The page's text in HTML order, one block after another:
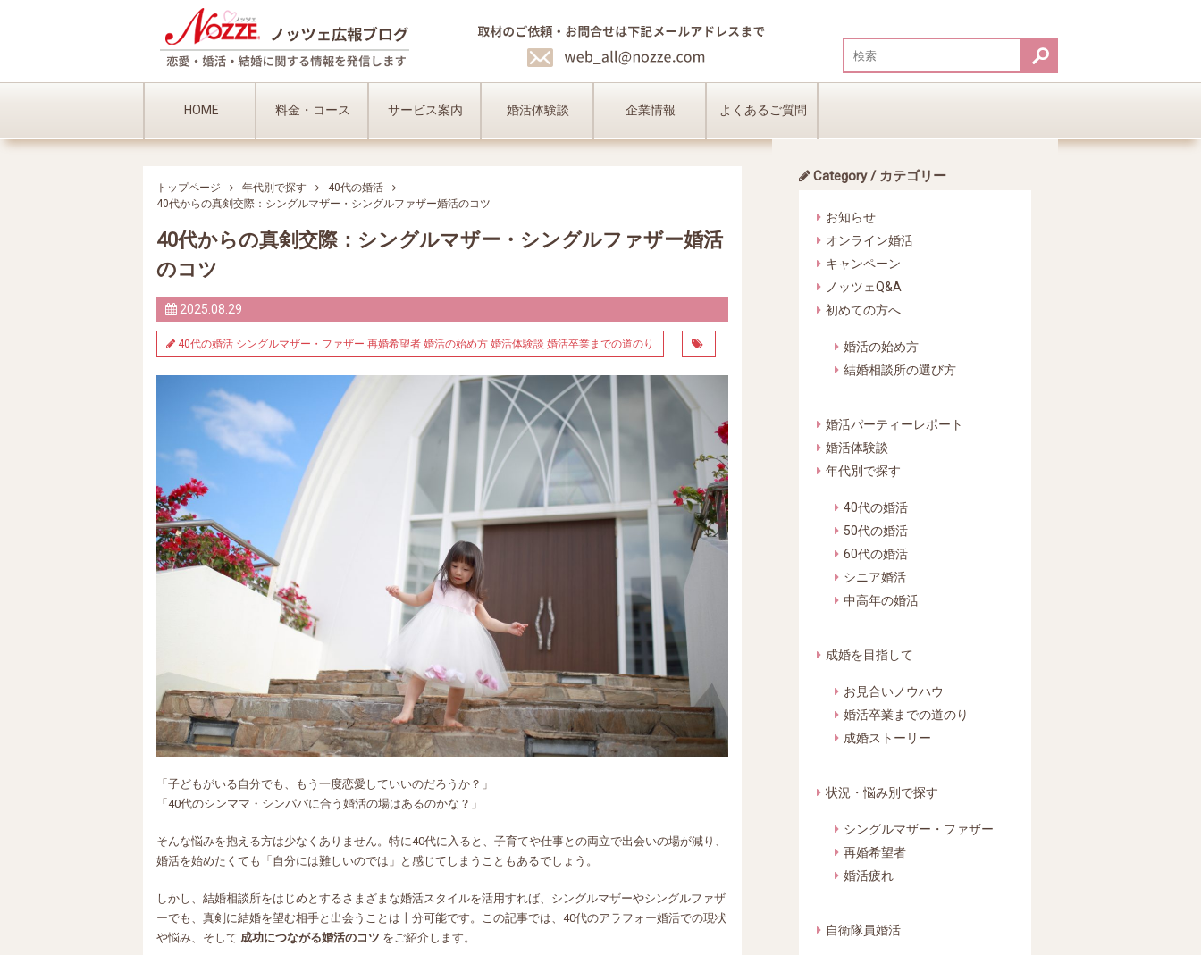
HOME 料金・コース サービス案内 婚活体験談 企業情報 よくあるご質問
トップページ 年代別で探す
40代の婚活
40代からの真剣交際：シングルマザー・シングルファザー婚活のコツ
40代からの真剣交際：シングルマザー・シングルファザー婚活
のコツ
2025.08.29
40代の婚活 シングルマザー・ファザー 再婚希望者 婚活の始め方 婚活体験談 婚活卒業までの道のり
「子どもがいる自分でも、もう一度恋愛していいのだろうか？」
「40代のシンママ・シンパパに合う婚活の場はあるのかな？」
そんな悩みを抱える方は少なくありません。特に40代に入ると、子育てや仕事との両立で出会いの場が減り、
婚活を始めたくても「自分には難しいのでは」と感じてしまうこともあるでしょう。
しかし、結婚相談所をはじめとするさまざまな婚活スタイルを活用すれば、シングルマザーやシングルファザ
ーでも、真剣に結婚を望む相手と出会うことは十分可能です。この記事では、40代のアラフォー婚活での現状
や悩み、そして 成功につながる婚活のコツ をご紹介します。
Category / カテゴリー
お知らせ
オンライン婚活
キャンペーン
ノッツェQ&A
初めての方へ
婚活の始め方
結婚相談所の選び方
婚活パーティーレポート
婚活体験談
年代別で探す
40代の婚活
50代の婚活
60代の婚活
シニア婚活
中高年の婚活
成婚を目指して
お見合いノウハウ
婚活卒業までの道のり
成婚ストーリー
状況・悩み別で探す
シングルマザー・ファザー
再婚希望者
婚活疲れ
自衛隊員婚活